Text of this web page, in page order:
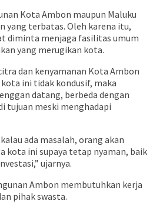
Kota Ambon maupun Maluku
yang terbatas. Oleh karena itu,
diminta menjaga fasilitas umum
yang merugikan kota.
dan kenyamanan Kota Ambon
ini tidak kondusif, maka
datang, berbeda dengan
tujuan meski menghadapi
ada masalah, orang akan
kota ini supaya tetap nyaman, baik
ujarnya.
Ambon membutuhkan kerja
pihak swasta.